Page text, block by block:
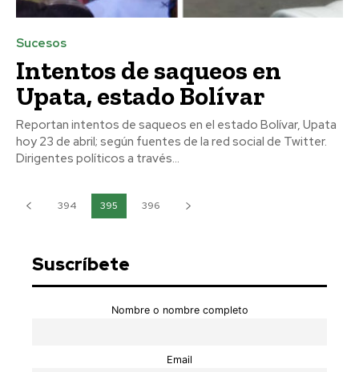
Sucesos
Intentos de saqueos en
Upata, estado Bolívar
Reportan intentos de saqueos en el estado Bolívar, Upata
hoy 23 de abril; según fuentes de la red social de Twitter.
Dirigentes políticos a través...
394 395 396
Suscríbete
Nombre o nombre completo
Email